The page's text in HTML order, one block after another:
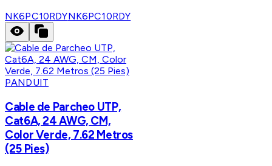
NK6PC10RDYNK6PC10RDY
PANDUIT
Cable de Parcheo UTP,
Cat6A, 24 AWG, CM,
Color Verde, 7.62 Metros
(25 Pies)